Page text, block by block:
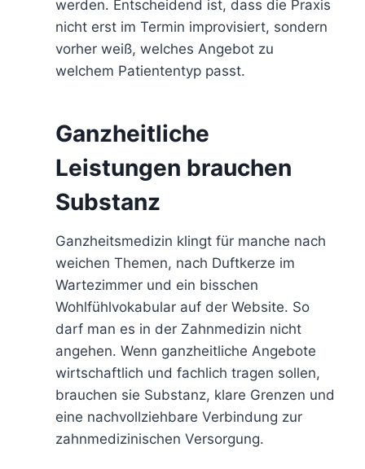
werden. Entscheidend ist, dass die Praxis
nicht erst im Termin improvisiert, sondern
vorher weiß, welches Angebot zu
welchem Patiententyp passt.
Ganzheitliche
Leistungen brauchen
Substanz
Ganzheitsmedizin klingt für manche nach
weichen Themen, nach Duftkerze im
Wartezimmer und ein bisschen
Wohlfühlvokabular auf der Website. So
darf man es in der Zahnmedizin nicht
angehen. Wenn ganzheitliche Angebote
wirtschaftlich und fachlich tragen sollen,
brauchen sie Substanz, klare Grenzen und
eine nachvollziehbare Verbindung zur
zahnmedizinischen Versorgung.